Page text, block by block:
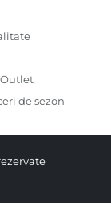
de sezon